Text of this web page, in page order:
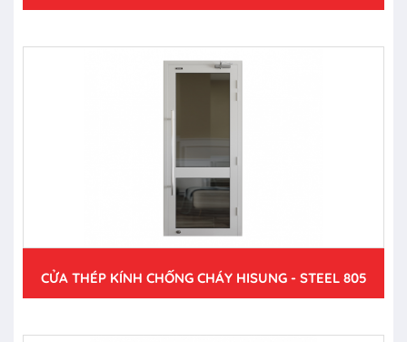
CỬA THÉP KÍNH CHỐNG CHÁY HISUNG - STEEL 805